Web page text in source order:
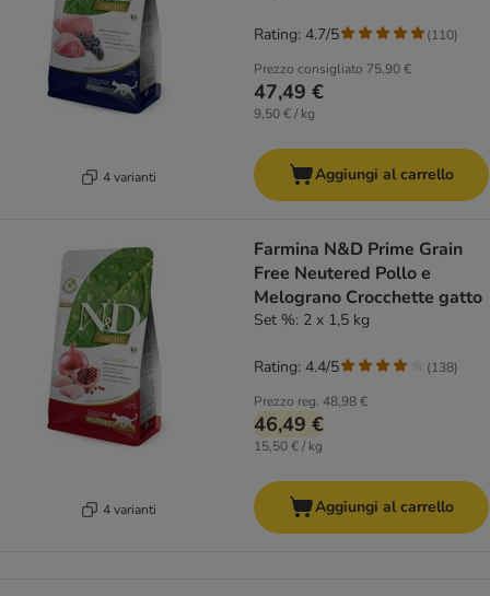
4 varianti
Prezzo consigliato 75,90 €
47,49 €
9,50 € / kg
Rating: 4.7/5 (110)
Aggiungi al carrello
4 varianti
Farmina N&D Prime Grain
Free Neutered Pollo e
Melograno Crocchette gatto
Set %: 2 x 1,5 kg
Prezzo reg. 48,98 €
46,49 €
15,50 € / kg
Rating: 4.4/5 (138)
Aggiungi al carrello